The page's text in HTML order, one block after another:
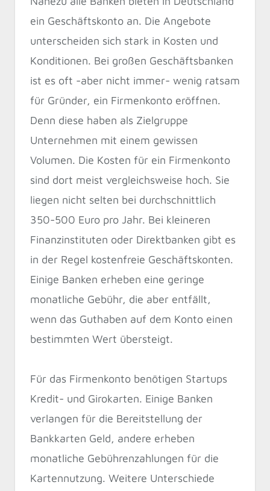
ein Geschäftskonto an. Die Angebote
unterscheiden sich stark in Kosten und
Konditionen. Bei großen Geschäftsbanken
ist es oft -aber nicht immer- wenig ratsam
für Gründer, ein Firmenkonto eröffnen.
Denn diese haben als Zielgruppe
Unternehmen mit einem gewissen
Volumen. Die Kosten für ein Firmenkonto
sind dort meist vergleichsweise hoch. Sie
liegen nicht selten bei durchschnittlich
350-500 Euro pro Jahr. Bei kleineren
Finanzinstituten oder Direktbanken gibt es
in der Regel kostenfreie Geschäftskonten.
Einige Banken erheben eine geringe
monatliche Gebühr, die aber entfällt,
wenn das Guthaben auf dem Konto einen
bestimmten Wert übersteigt.
Für das Firmenkonto benötigen Startups
Kredit- und Girokarten. Einige Banken
verlangen für die Bereitstellung der
Bankkarten Geld, andere erheben
monatliche Gebührenzahlungen für die
Kartennutzung. Weitere Unterschiede